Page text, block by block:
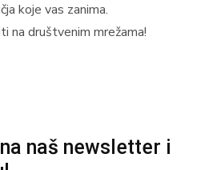
koje vas zanima.
na društvenim mrežama!
naš newsletter i